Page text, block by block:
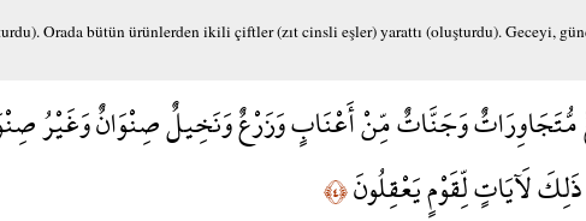
Orada bütün ürünlerden ikili çiftler (zıt cinsli eşler) yarattı (oluşturdu). Geceyi,
وَجَنَّاتٌ مِّنْ أَعْنَابٍ وَزَرْعٌ وَنَخِيلٌ صِنْوَانٌ وَغَيْرُ
لَآيَاتٍ لِّقَوْمٍ يَعْقِلُونَ﴿٤﴾